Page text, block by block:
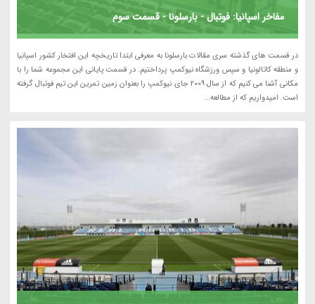
مفاخر اسپانیا: فوتبال - بارسلونا - قسمت سوم
در قسمت های گذشته سری مقالات بارسلونا به معرفی ابتدا تاریخچه این افتخار کشور اسپانیا
و منطقه کاتالونیا و سپس ورزشگاه نیوکمپ پرداختیم. در قسمت پایانی این مجموعه شما را با
مکانی آشنا می کنیم که از سال 2009 جای نیوکمپ را بعنوان زمین تمرین این تیم فوتبال گرفته
است. امیدواریم که از مطالعه...